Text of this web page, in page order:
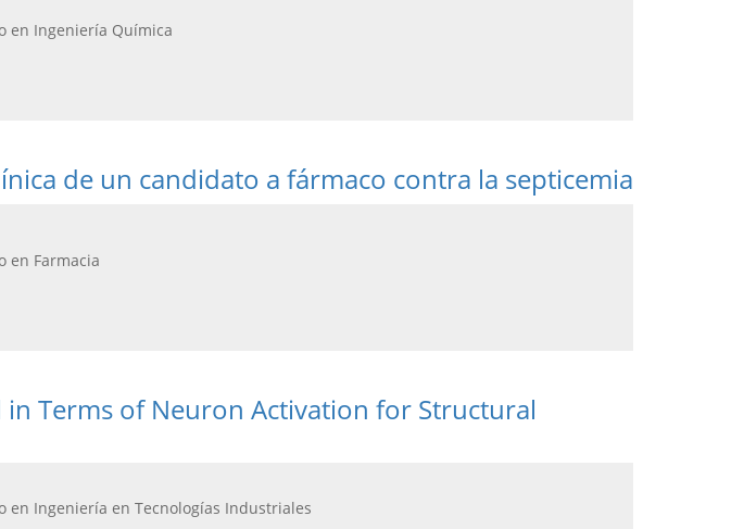
en Ingeniería Química
de un candidato a fármaco contra la septicemia
en Farmacia
Terms of Neuron Activation for Structural
en Ingeniería en Tecnologías Industriales